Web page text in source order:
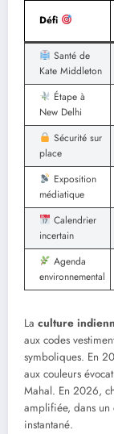
Défi
Santé de
Kate Middleton
Étape à
New Delhi
Sécurité sur
place
Exposition
médiatique
Calendrier
incertain
Agenda
environnemental
La culture
aux codes
symboliques. En
aux couleurs
Mahal. En 2026,
amplifiée, dans un
instantané.